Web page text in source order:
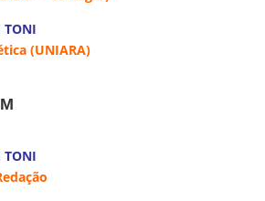
TONI
(UNIARA)
TONI